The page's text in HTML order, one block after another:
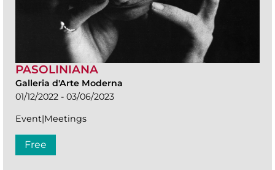
PASOLINIANA
Galleria d'Arte Moderna
01/12/2022 - 03/06/2023
Event|Meetings
Free